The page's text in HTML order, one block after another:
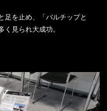
足を止め、「バルチップと
く見られ大成功。